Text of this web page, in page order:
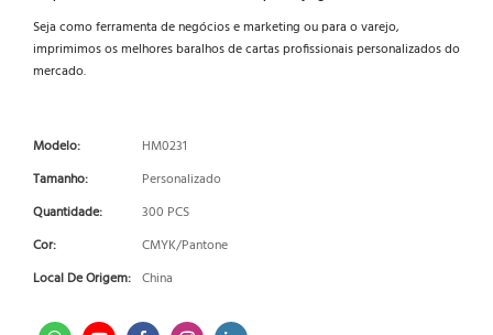
Seja como ferramenta de negócios e marketing ou para o varejo,
imprimimos os melhores baralhos de cartas profissionais personalizados do
mercado.
Modelo:
HM0231
Tamanho:
Personalizado
Quantidade:
300 PCS
Cor:
CMYK/Pantone
Local De Origem: China